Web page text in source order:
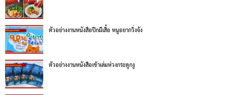
ตัวอย่างงานหนังสือปีกผีเสื้อ หนูอยากวิ่งจัง
ตัวอย่างงานหนังสือเข้าเล่มห่วงกระดูกงู